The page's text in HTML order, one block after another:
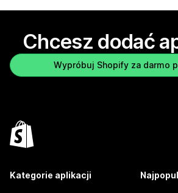
Chcesz dodać
Wypróbuj Shopify za darmo
Kategorie aplikacji